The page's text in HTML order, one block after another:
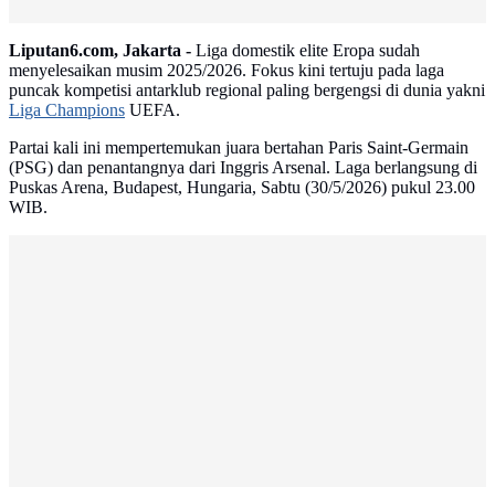
Liputan6.com, Jakarta - Liga domestik elite Eropa sudah
menyelesaikan musim 2025/2026. Fokus kini tertuju pada laga
puncak kompetisi antarklub regional paling bergengsi di dunia yakni
Liga Champions UEFA.
Partai kali ini mempertemukan juara bertahan Paris Saint-Germain
(PSG) dan penantangnya dari Inggris Arsenal. Laga berlangsung di
Puskas Arena, Budapest, Hungaria, Sabtu (30/5/2026) pukul 23.00
WIB.